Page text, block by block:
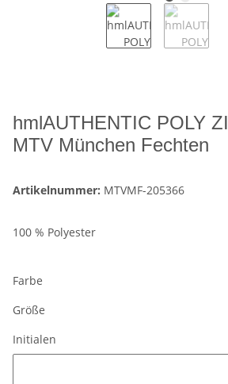
hmlAUTHENTIC POLY
MTV München Fechten
Artikelnummer: MTVMF-205366
100 % Polyester
Farbe
Größe
Initialen